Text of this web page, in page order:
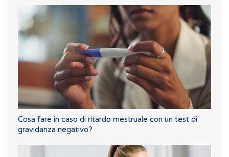
Cosa fare in caso di ritardo mestruale con un test di
gravidanza negativo?